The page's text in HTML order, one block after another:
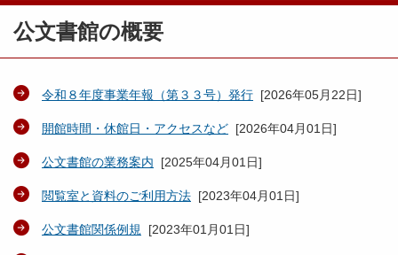
公文書館の概要
令和８年度事業年報（第３３号）発行 [2026年05月22日]
開館時間・休館日・アクセスなど [2026年04月01日]
公文書館の業務案内 [2025年04月01日]
閲覧室と資料のご利用方法 [2023年04月01日]
公文書館関係例規 [2023年01月01日]